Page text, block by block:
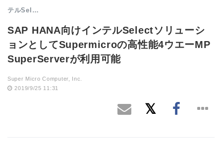
テルSel…
SAP HANA向けインテルSelectソリューシ
ョンとしてSupermicroの高性能4ウエーMP
SuperServerが利用可能
Super Micro Computer, Inc.
2019/9/25 11:31